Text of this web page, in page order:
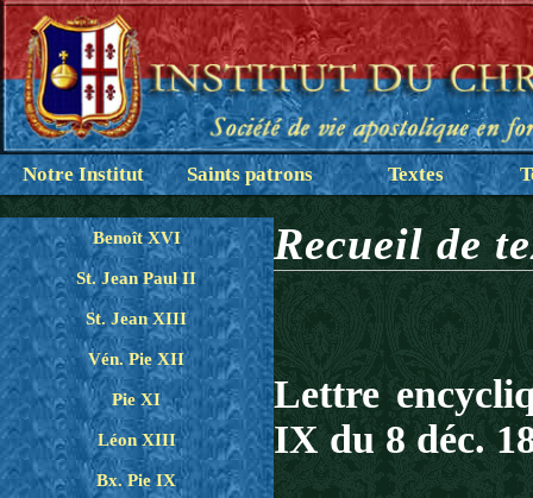
Notre Institut Saints patrons Textes
Benoît XVI
St. Jean Paul II
St. Jean XIII
Vén. Pie XII
Pie XI
Léon XIII
Bx. Pie IX
Recueil de
Lettre
IX du 8 déc.